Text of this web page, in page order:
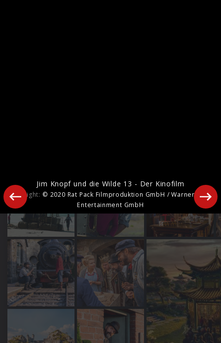
Jim Knopf und die Wilde 13 - Der Kinofilm
Copyright: © 2020 Rat Pack Filmproduktion GmbH / Warner Bros.
Entertainment GmbH